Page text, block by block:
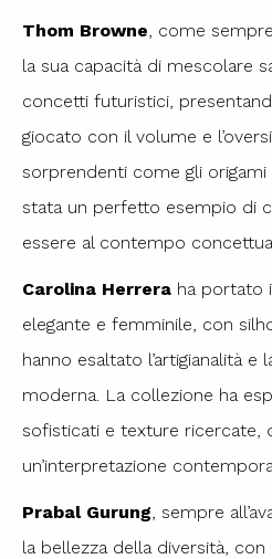
Thom Browne , come
la sua capacità di mescolare
concetti futuristici,
giocato con il volume e
sorprendenti come gli origami
stata un perfetto esempio di
essere al contempo
Carolina Herrera ha portato
elegante e femminile, con
hanno esaltato l’artigianalità e
moderna. La collezione ha
sofisticati e texture ricercate,
un’interpretazione
Prabal Gurung , sempre
la bellezza della diversità,